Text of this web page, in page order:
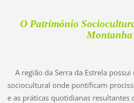
O Património
Montanha
A região da Serra da Estrela
sociocultural onde pontificam
e as práticas quotidianas resultantes